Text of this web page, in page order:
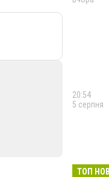
20:54
5 серпня
5 серпня
ТОП